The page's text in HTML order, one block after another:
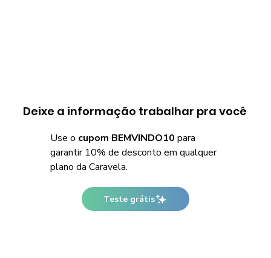
Deixe a informação trabalhar pra você
Use o cupom BEMVINDO10 para
garantir 10% de desconto em qualquer
plano da Caravela.
Teste grátis